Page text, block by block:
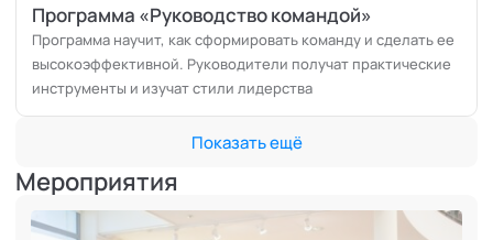
Программа «Руководство командой»
Программа научит, как сформировать команду и сделать ее
высокоэффективной. Руководители получат практические
инструменты и изучат стили лидерства
Показать ещё
Мероприятия